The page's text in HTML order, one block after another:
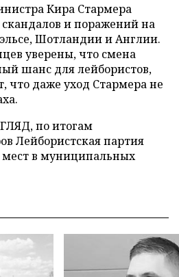
Кира Стармера
скандалов и поражений на
Шотландии и Англии.
уверены, что смена
шанс для лейбористов,
что даже уход Стармера не
по итогам
Лейбористская партия
в муниципальных